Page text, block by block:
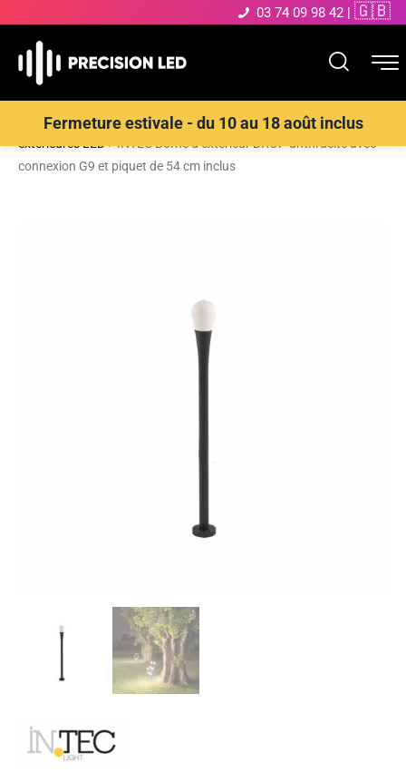
03 74 09 98 42 | 🇬🇧
Fermeture estivale - du 10 au 18 août inclus
Accueil>Boutique>ECLAIRAGE EXTERIEUR LED>Bornes
extérieures LED>INTEC Borne d’extérieur DROP anthracite avec
connexion G9 et piquet de 54 cm inclus